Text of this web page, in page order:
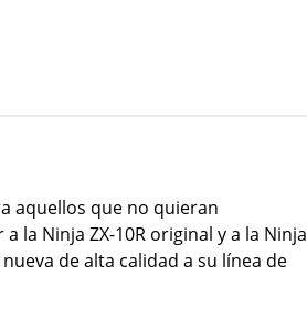
aquellos que no quieran
la Ninja ZX-10R original y a la Ninja
de alta calidad a su línea de